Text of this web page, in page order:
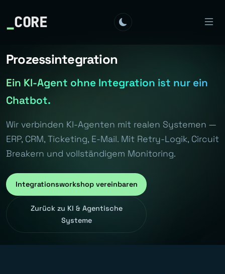
_CORE
Prozessintegration
Ein KI-Agent ohne Integration ist nur ein
Chatbot.
Wir verbinden KI-Agenten mit realen Systemen —
ERP, CRM, Ticketing, E-Mail. Mit Retry-Logik, Circuit
Breakern und vollständigem Monitoring.
Integrationsworkshop vereinbaren
Zurück zu KI & Agentische
Systeme